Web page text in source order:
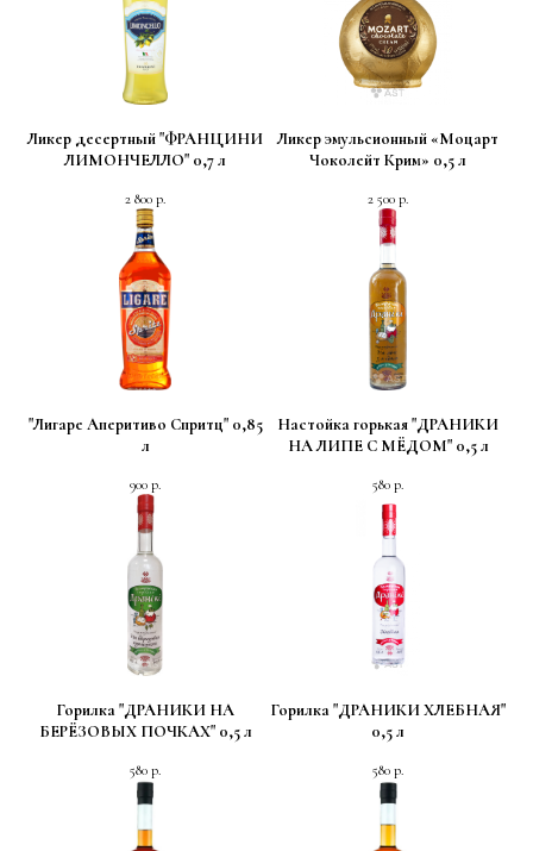
Ликер десертный "ФРАНЦИНИ
ЛИМОНЧЕЛЛО" 0,7 л
2 800 р.
Ликер эмульсионный «Моцарт
Чоколейт Крим» 0,5 л
2 500 р.
"Лигаре Аперитиво Спритц" 0,85
л
900 р.
Настойка горькая "ДРАНИКИ
НА ЛИПЕ С МЁДОМ" 0,5 л
580 р.
Горилка "ДРАНИКИ НА
БЕРЁЗОВЫХ ПОЧКАХ" 0,5 л
580 р.
Горилка "ДРАНИКИ ХЛЕБНАЯ"
0,5 л
580 р.